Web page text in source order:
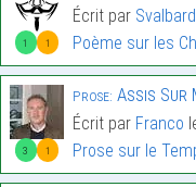
1 1
Écrit par Svalbard
Poème sur les
3 1
Prose: Assis Sur
Écrit par Franco
Prose sur le